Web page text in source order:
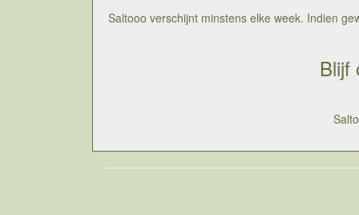
Saltooo verschijnt minstens elke week. Indien
Blijf